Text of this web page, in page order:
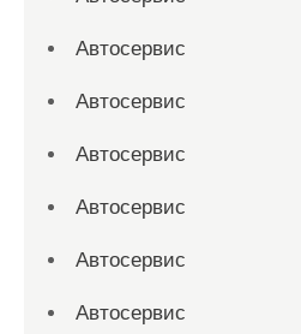
Автосервис
Автосервис
Автосервис
Автосервис
Автосервис
Автосервис